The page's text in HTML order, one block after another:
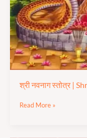
श्री नवनाग स्तोत्र |
Naag
Stotram
Read More »